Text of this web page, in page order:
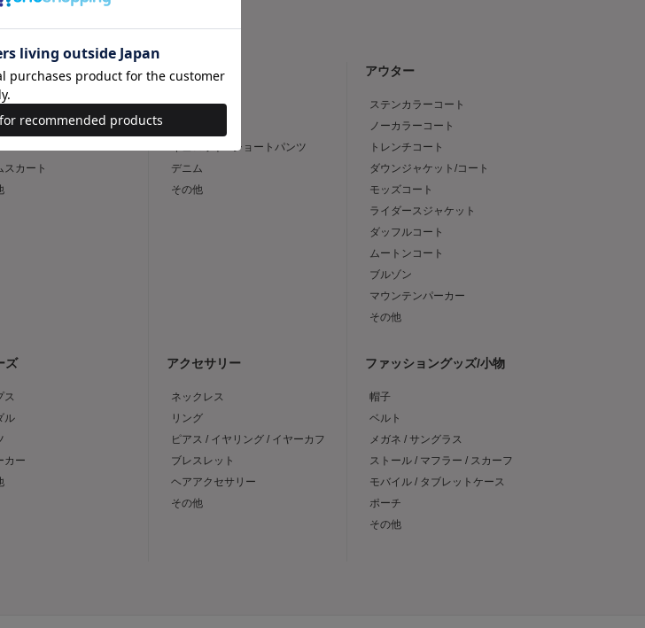
ト
スカート
パンツ
スリム
キュロット / ショートパンツ
デニム
その他
アウター
ステンカラーコート
ノーカラーコート
トレンチコート
ダウンジャケット/コート
モッズコート
ライダースジャケット
ダッフルコート
ムートンコート
ブルゾン
マウンテンパーカー
その他
ズ
ス
ル
カー
アクセサリー
ネックレス
リング
ピアス / イヤリング / イヤーカフ
ブレスレット
ヘアアクセサリー
その他
ファッショングッズ/小物
帽子
ベルト
メガネ / サングラス
ストール / マフラー / スカーフ
モバイル / タブレットケース
ポーチ
その他